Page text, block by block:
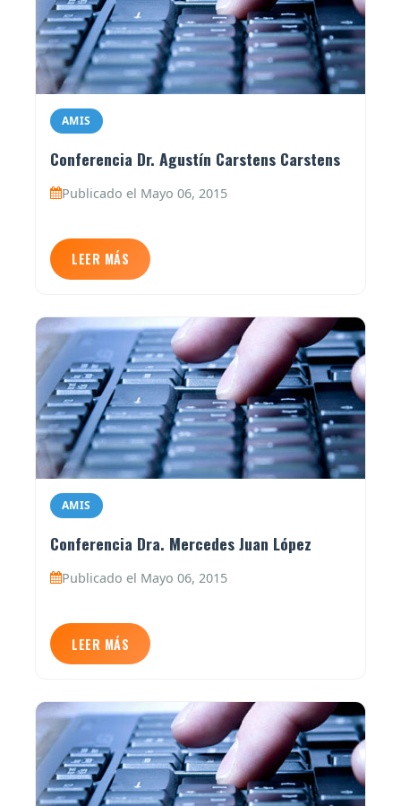
AMIS
Conferencia Dr. Agustín Carstens Carstens
Publicado el Mayo 06, 2015
LEER MÁS
AMIS
Conferencia Dra. Mercedes Juan López
Publicado el Mayo 06, 2015
LEER MÁS